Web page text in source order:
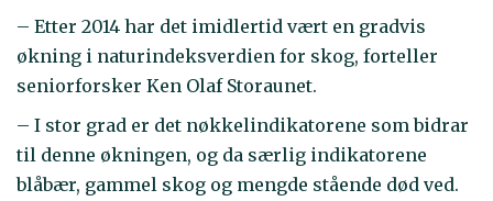
– Etter 2014 har det imidlertid vært en gradvis
økning i naturindeksverdien for skog, forteller
seniorforsker Ken Olaf Storaunet.
– I stor grad er det nøkkelindikatorene som bidrar
til denne økningen, og da særlig indikatorene
blåbær, gammel skog og mengde stående død ved.